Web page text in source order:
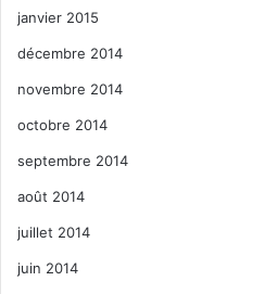
janvier 2015
décembre 2014
novembre 2014
octobre 2014
septembre 2014
août 2014
juillet 2014
juin 2014